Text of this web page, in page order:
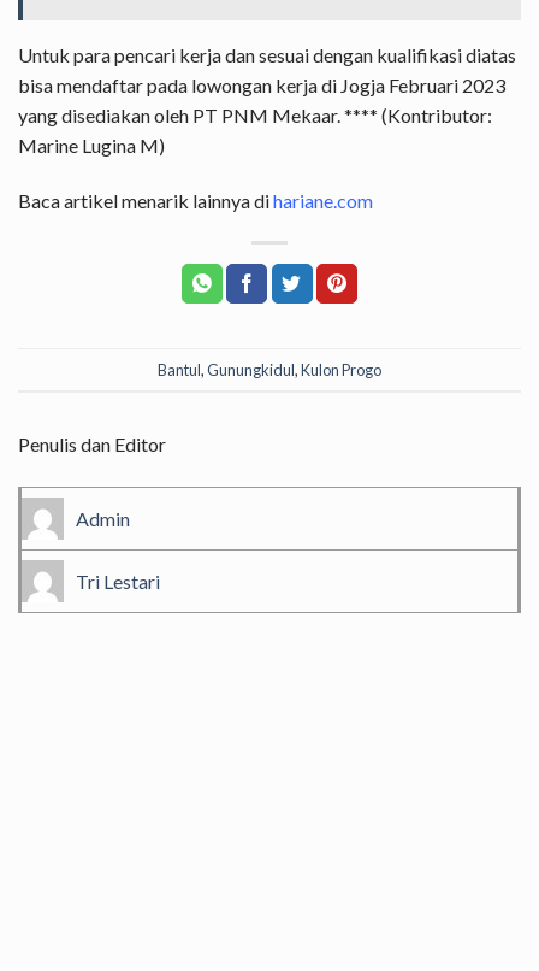
Untuk para pencari kerja dan sesuai dengan kualifikasi diatas
bisa mendaftar pada lowongan kerja di Jogja Februari 2023
yang disediakan oleh PT PNM Mekaar. **** (Kontributor:
Marine Lugina M)
Baca artikel menarik lainnya dihariane.com
Bantul,Gunungkidul,Kulon Progo
Penulis dan Editor
Admin
Tri Lestari